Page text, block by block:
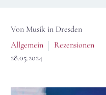
Von Musik in Dresden
Allgemein
Rezensionen
28.05.2024